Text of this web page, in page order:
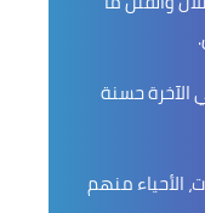
الآخرة حسنة
الأحياء منهم